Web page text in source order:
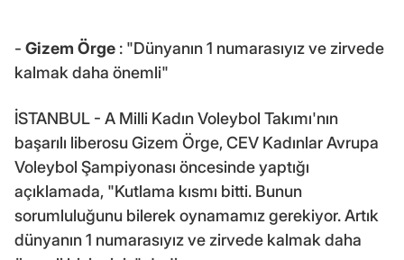
- Gizem Örge : "Dünyanın 1 numarasıyız ve zirvede
kalmak daha önemli"
İSTANBUL - A Milli Kadın Voleybol Takımı'nın
başarılı liberosu Gizem Örge, CEV Kadınlar Avrupa
Voleybol Şampiyonası öncesinde yaptığı
açıklamada, "Kutlama kısmı bitti. Bunun
sorumluluğunu bilerek oynamamız gerekiyor. Artık
dünyanın 1 numarasıyız ve zirvede kalmak daha